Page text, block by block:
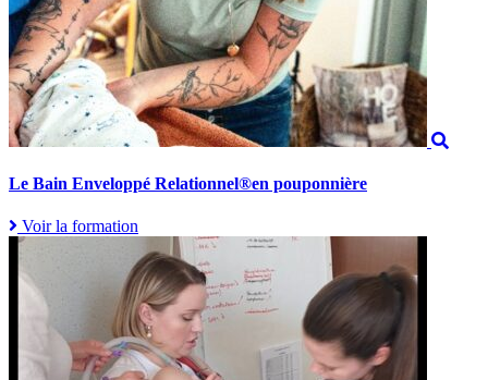
Le Bain Enveloppé Relationnel®en pouponnière
Voir la formation